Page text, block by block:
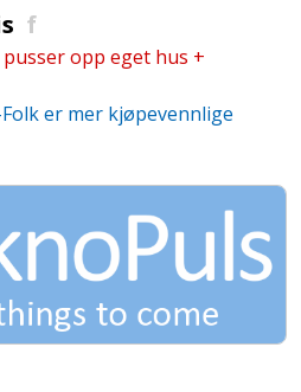
f
opp eget hus +
er mer kjøpevennlige